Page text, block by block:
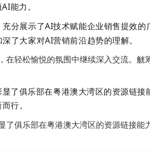
能力。
充分展示了AI技术赋能企业销售提效
了大家对AI营销前沿趋势的理解。
在轻松愉悦的氛围中继续深入交流。
了俱乐部在粤港澳大湾区的资源链
行。
了俱乐部在粤港澳大湾区的资源链接